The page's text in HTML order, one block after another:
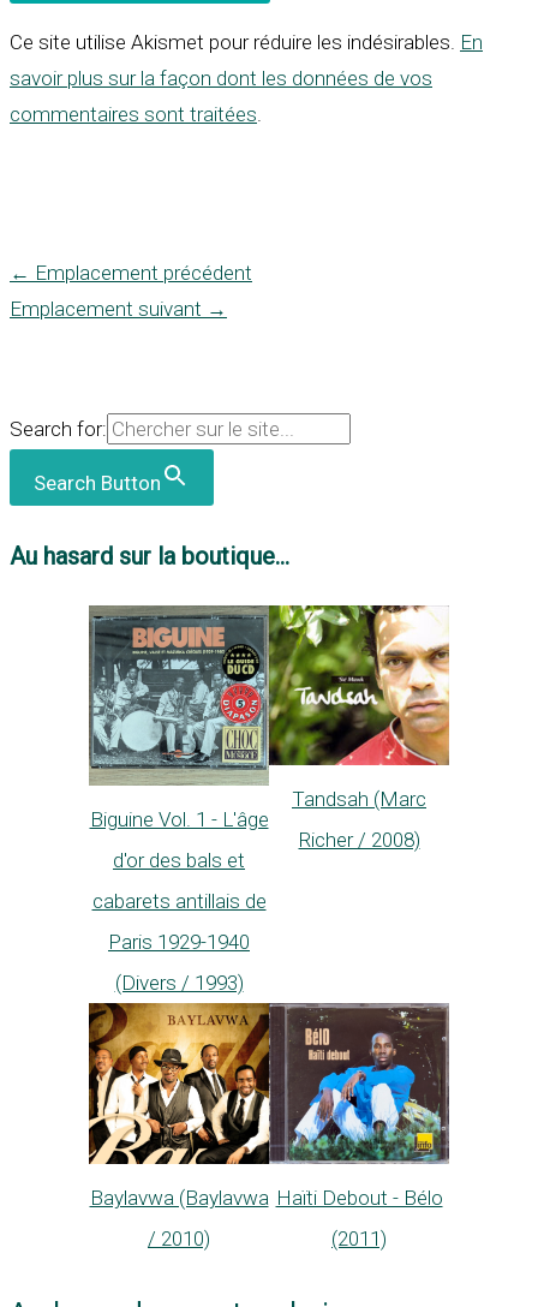
Ce site utilise Akismet pour réduire les indésirables. En
savoir plus sur la façon dont les données de vos
commentaires sont traitées.
← Emplacement précédent
Emplacement suivant →
Search for:
Search Button
Au hasard sur la boutique...
Biguine Vol. 1 - L'âge
d'or des bals et
cabarets antillais de
Paris 1929-1940
(Divers / 1993)
Tandsah (Marc
Richer / 2008)
Baylavwa (Baylavwa
/ 2010)
Haïti Debout - Bélo
(2011)